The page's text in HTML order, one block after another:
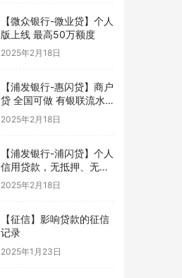
【微众银行-微业贷】个人
版上线 最高50万额度
2025年2月18日
【浦发银行-惠闪贷】商户
贷 全国可做 有银联流水
好申请
2025年2月18日
【浦发银行-浦闪贷】个人
信用贷款，无抵押、无担
保
2025年2月18日
【征信】影响贷款的征信
记录
2025年1月23日